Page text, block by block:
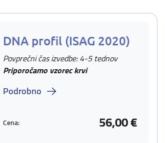
DNA profil (ISAG 2020)
Povprečni čas izvedbe: 4-5 tednov
Priporočamo vzorec krvi
Podrobno
Cena: 56,00 €